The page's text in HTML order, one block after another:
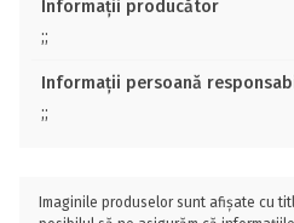
Informații producător
;;
Informații persoană
;;
Imaginile produselor sunt afișate cu